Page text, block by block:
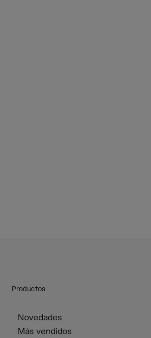
Productos
Novedades
Más vendidos